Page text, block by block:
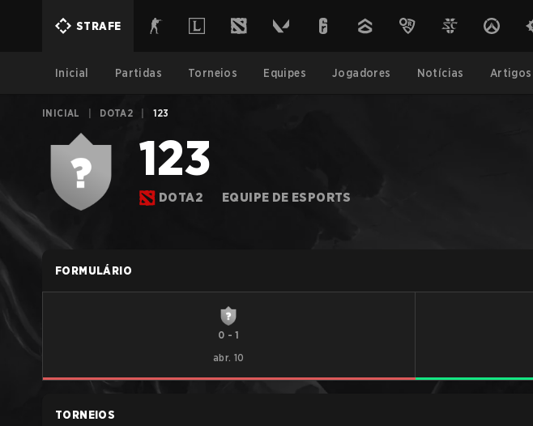
STRAFE
Inicial Partidas Torneios Equipes Jogadores Notícias Artigos
INICIAL DOTA2 123
123
DOTA2 EQUIPE DE ESPORTS
FORMULÁRIO
0 -1
abr. 10
TORNEIOS